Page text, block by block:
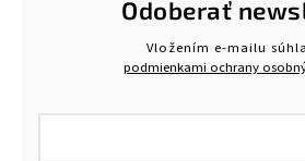
Odoberať
Vložením e-mailu
podmienkami ochrany